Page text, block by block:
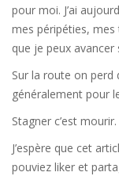
pour moi. J’ai
mes péripéties,
que je peux avancer
Sur la route on perd
généralement pour
Stagner c’est mourir.
J’espère que cet
pouviez liker et